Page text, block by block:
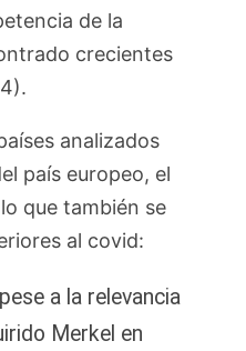
de la
crecientes
analizados
país europeo, el
que también se
al covid:
a la relevancia
Merkel en